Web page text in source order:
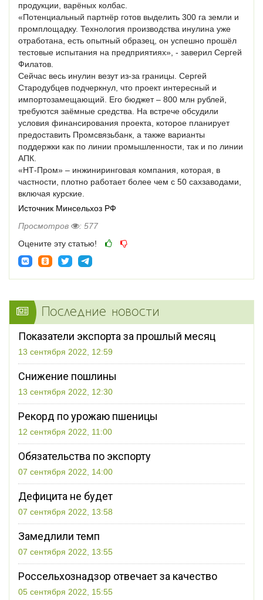
продукции, варёных колбас.
«Потенциальный партнёр готов выделить 300 га земли и
промплощадку. Технология производства инулина уже
отработана, есть опытный образец, он успешно прошёл
тестовые испытания на предприятиях», - заверил Сергей
Филатов.
Сейчас весь инулин везут из-за границы. Сергей
Стародубцев подчеркнул, что проект интересный и
импортозамещающий. Его бюджет – 800 млн рублей,
требуются заёмные средства. На встрече обсудили
условия финансирования проекта, которое планирует
предоставить Промсвязьбанк, а также варианты
поддержки как по линии промышленности, так и по линии
АПК.
«НТ-Пром» – инжиниринговая компания, которая, в
частности, плотно работает более чем с 50 сахзаводами,
включая курские.
Источник Минсельхоз РФ
Просмотров
: 577
Оцените эту статью!
Последние новости
Показатели экспорта за прошлый месяц
13 сентября 2022, 12:59
Снижение пошлины
13 сентября 2022, 12:30
Рекорд по урожаю пшеницы
12 сентября 2022, 11:00
Обязательства по экспорту
07 сентября 2022, 14:00
Дефицита не будет
07 сентября 2022, 13:58
Замедлили темп
07 сентября 2022, 13:55
Россельхознадзор отвечает за качество
05 сентября 2022, 15:55